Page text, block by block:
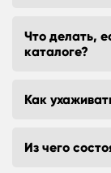
Что делать,
каталоге?
Как
Из чего